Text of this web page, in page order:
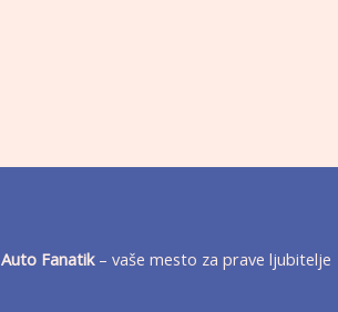
Auto Fanatik– vaše mesto za prave ljubitelje